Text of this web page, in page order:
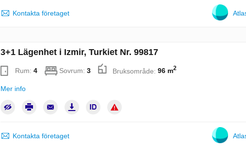
Kontakta företaget
3+1 Lägenhet i Izmir, Turkiet Nr. 99817
Rum: 4 Sovrum: 3 Bruksområde: 96 m2
Mer info
Kontakta företaget